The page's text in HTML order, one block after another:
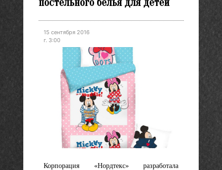
15 сентября 2016
г. 3:00
Корпорация «Нордтекс» разработала